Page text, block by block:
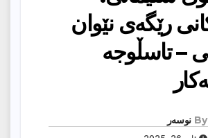
رێگەی نێوان
– تاسڵوجە
By نوسەر